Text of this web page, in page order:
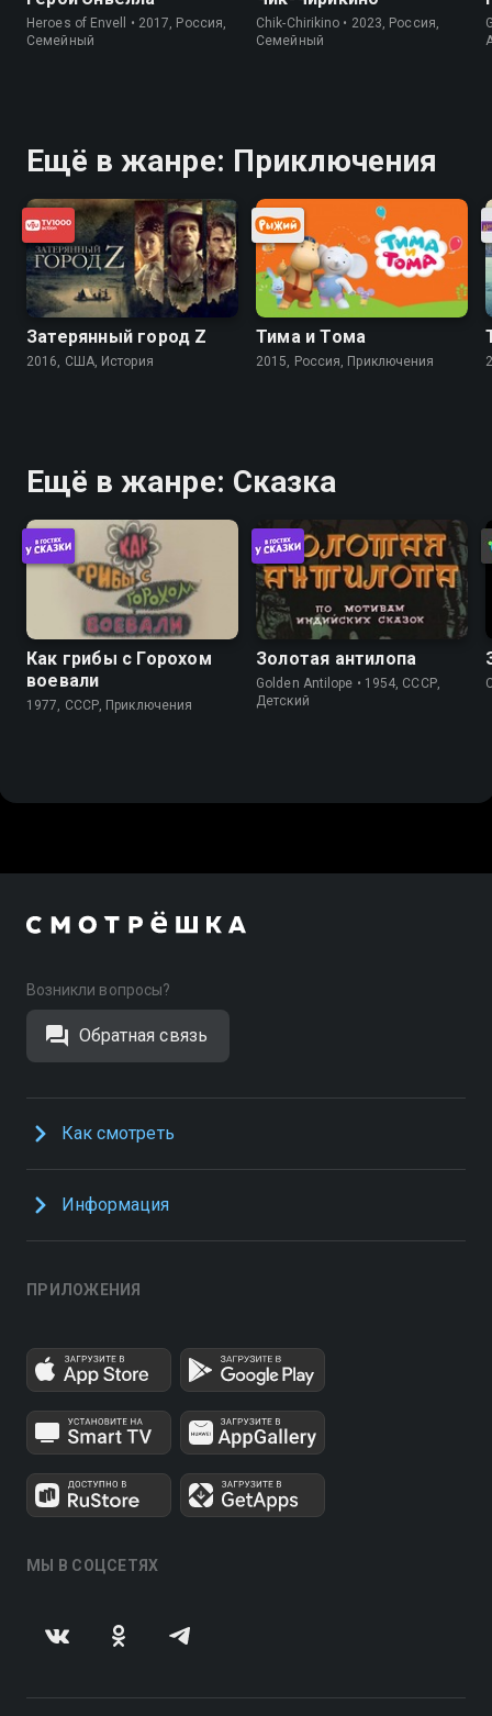
Heroes of Envell • 2017, Россия,
Cемейный
Chik-Chirikino • 2023, Россия,
Cемейный
Ещё в жанре: Приключения
Затерянный город Z
2016, США, История
Тима и Тома
2015, Россия, Приключения
Ещё в жанре: Сказка
Как грибы с Горохом
воевали
1977, СССР, Приключения
Золотая антилопа
Golden Antilope • 1954, СССР,
Детский
Возникли вопросы?
Обратная связь
Как смотреть
Информация
ПРИЛОЖЕНИЯ
МЫ В СОЦСЕТЯХ